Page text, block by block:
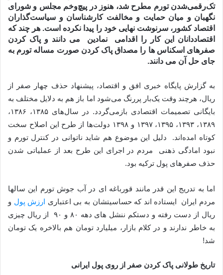
تک‌رقمی‌شدن تورم مطرح شد، هنوز در پیچ‌وخم مجلس و شورای
نگهبان و میان حمایت و مخالفت کارشناسان و سیاست‌گذاران
اقتصاد کشور، سرنوشت نهایی خود را پیدا نکرده است. هر چند که
اقتصاددانان این کار را اقدامی نمادین می دانند و پاک کردن
صفرهای اسکناس ها را مصداق پاک کردن صورت مساله تورم به
جای حل آن می دانند.
به گزارش پایگاه خبری افق و اقتصاد، پیشنهاد حذف چهار صفر از
ریال، هرچند وقت یک‌بار پررنگ می‌شود اما باز هم به دلایل مختلف به
بایگانی تصمیمات اقتصادی بازمی‌گردد. در سال‌های ۱۳۸۵، ۱۳۸۶،
۱۳۸۹، ۱۳۹۳، ۱۳۹۵، ۱۳۹۷ و ۱۳۹۸ دولت‌ها از طرح این اصلاح سخت
کوتاه امده‌اند. دلیل این موضوع هم شاید ناتوانی در کنترل تورم و
نبود امادگی ذهنی مردم در اجرای این طرح بعد از عملیاتی شدن
حذف صفرهای پول ترکیه بود.
اما به تدریج این قدر مانند قورباغه ای در آب جوش تورم این سالها
مردم ایران ایستاده اند که حساسیتشان به بی اعتباری ارزش پول و
ریال از دست رفته و دستکم ننشل های دهه ۸۰ و ۹۰ از ریال چیزی
به خاطر ندارند و در کلام بازار، میلیارد تومان هم بالاخره یک تومان
شد!
تاریخ طولانی پاک کردن صفر از روی پول ایرانی